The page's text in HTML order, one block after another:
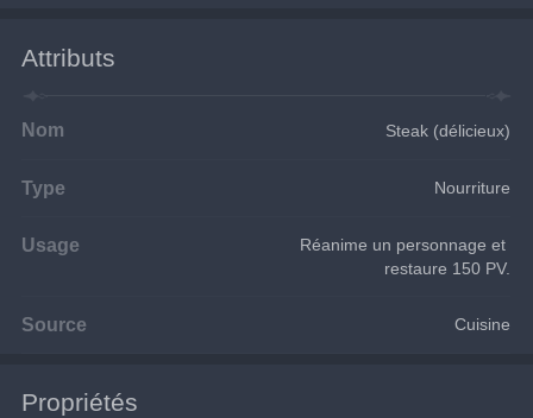
Attributs
Nom Steak (délicieux)
Type Nourriture
Usage
Réanime un personnage et
restaure 150 PV.
Source Cuisine
Propriétés